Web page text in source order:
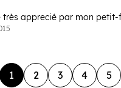
très apprecié par mon petit-
1 2 3 4 5